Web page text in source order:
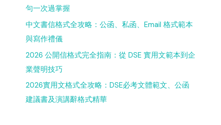
句一次過掌握
中文書信格式全攻略：公函、私函、Email 格式範本
與寫作禮儀
2026 公開信格式完全指南：從 DSE 實用文範本到企
業聲明技巧
2026實用文格式全攻略：DSE必考文體範文、公函
建議書及演講辭格式精華